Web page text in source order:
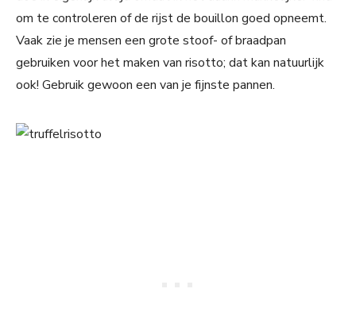
om te controleren of de rijst de bouillon goed opneemt.
Vaak zie je mensen een grote stoof- of braadpan
gebruiken voor het maken van risotto; dat kan natuurlijk
ook! Gebruik gewoon een van je fijnste pannen.